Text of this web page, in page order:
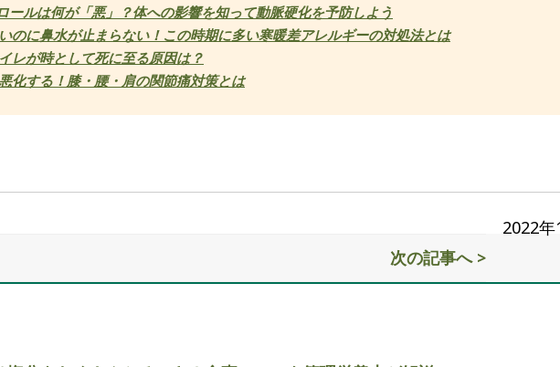
ールは何が「悪」？体への影響を知って動脈硬化を予防しよう
のに鼻水が止まらない！この時期に多い寒暖差アレルギーの対処法とは
レが時として死に至る原因は？
化する！膝・腰・肩の関節痛対策とは
2022
次の記事へ >